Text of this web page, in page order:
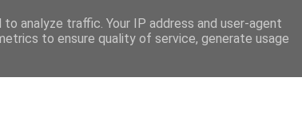
analyze traffic. Your IP address and user-agent
to ensure quality of service, generate usage